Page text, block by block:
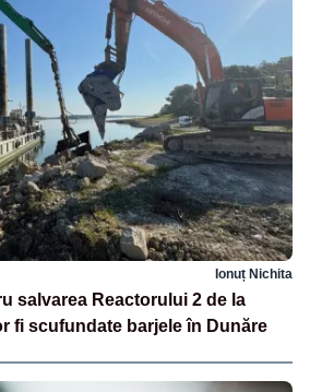
Ionuț Nichita
salvarea Reactorului 2 de la
fi scufundate barjele în Dunăre